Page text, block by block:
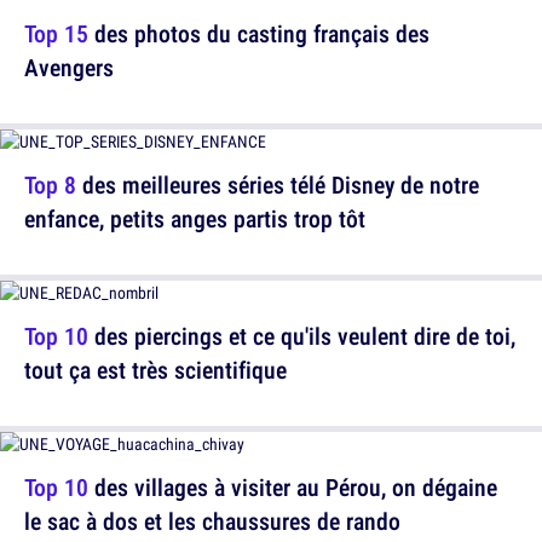
Top 15 des photos du casting français des
Avengers
Top 10 des piercings et ce qu'ils veulent dire de toi,
tout ça est très scientifique
Top 8 des meilleures séries télé Disney de notre
enfance, petits anges partis trop tôt
Top 10 des villages à visiter au Pérou, on dégaine
le sac à dos et les chaussures de rando